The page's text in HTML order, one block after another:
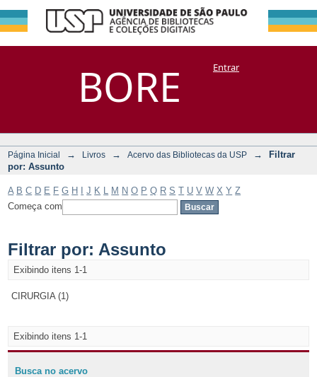
BORE
Filtrar por:
Assunto
DSpace/Manakin + CoriscoEntrar
Página Inicial → Livros → Acervo das Bibliotecas da USP →
Filtrar
por: Assunto
A B C D E F G H J K M N O P Q R S T U V W X Y Z
Começa com
Filtrar por: Assunto
Exibindo itens 1-1
CIRURGIA (1)
Exibindo itens 1-1
Busca no acervo